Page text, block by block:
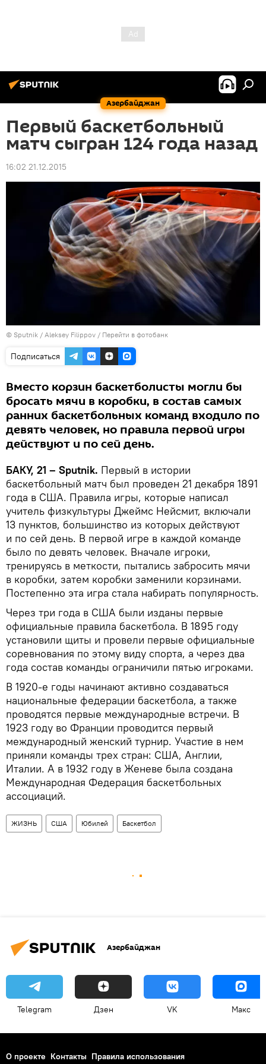
Азербайджан
Первый баскетбольный
матч сыгран 124 года назад
16:02 21.12.2015
© Sputnik / Aleksey Filippov / Перейти в фотобанк
Подписаться
Вместо корзин баскетболисты могли бы
бросать мячи в коробки, в состав самых
ранних баскетбольных команд входило по
девять человек, но правила первой игры
действуют и по сей день.
БАКУ, 21 – Sputnik. Первый в истории
баскетбольный матч был проведен 21 декабря 1891
года в США. Правила игры, которые написал
учитель физкультуры Джеймс Нейсмит, включали
13 пунктов, большинство из которых действуют
и по сей день. В первой игре в каждой команде
было по девять человек. Вначале игроки,
тренируясь в меткости, пытались забросить мячи
в коробки, затем коробки заменили корзинами.
Постепенно эта игра стала набирать популярность.
Через три года в США были изданы первые
официальные правила баскетбола. В 1895 году
установили щиты и провели первые официальные
соревнования по этому виду спорта, а через два
года состав команды ограничили пятью игроками.
В 1920-е годы начинают активно создаваться
национальные федерации баскетбола, а также
проводятся первые международные встречи. В
1923 году во Франции проводится первый
международный женский турнир. Участие в нем
приняли команды трех стран: США, Англии,
Италии. А в 1932 году в Женеве была создана
Международная Федерация баскетбольных
ассоциаций.
ЖИЗНЬ США Юбилей Баскетбол
Азербайджан
Telegram Дзен VK Макс
О проекте Контакты Правила использования